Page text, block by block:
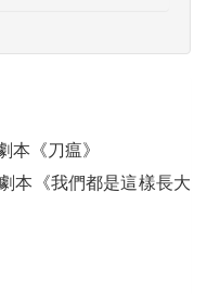
本《刀瘟》
本《我們都是這樣長大